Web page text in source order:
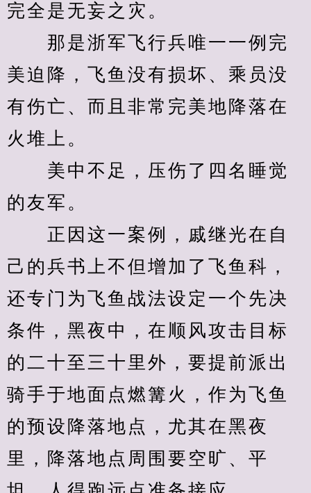
完全是无妄之灾。
那是浙军飞行兵唯一一例完
美迫降，飞鱼没有损坏、乘员没
有伤亡、而且非常完美地降落在
火堆上。
美中不足，压伤了四名睡觉
的友军。
正因这一案例，戚继光在自
己的兵书上不但增加了飞鱼科，
还专门为飞鱼战法设定一个先决
条件，黑夜中，在顺风攻击目标
的二十至三十里外，要提前派出
骑手于地面点燃篝火，作为飞鱼
的预设降落地点，尤其在黑夜
里，降落地点周围要空旷、平